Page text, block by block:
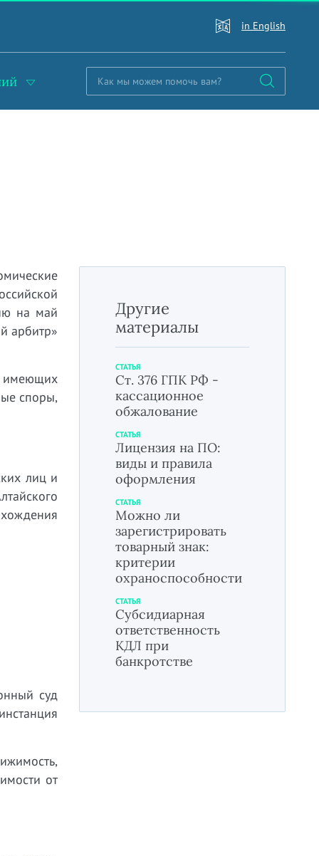
in English
на май
арбитр»
имеющих
споры,
лиц и
суд
от
Другие
материалы
СТАТЬЯ
Ст. 376 ГПК РФ -
кассационное
обжалование
СТАТЬЯ
Лицензия на ПО:
виды и правила
оформления
СТАТЬЯ
Можно ли
зарегистрировать
товарный знак:
критерии
охраноспособности
СТАТЬЯ
Субсидиарная
ответственность
КДЛ при
банкротстве